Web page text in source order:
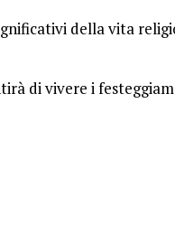
della vita
di vivere i